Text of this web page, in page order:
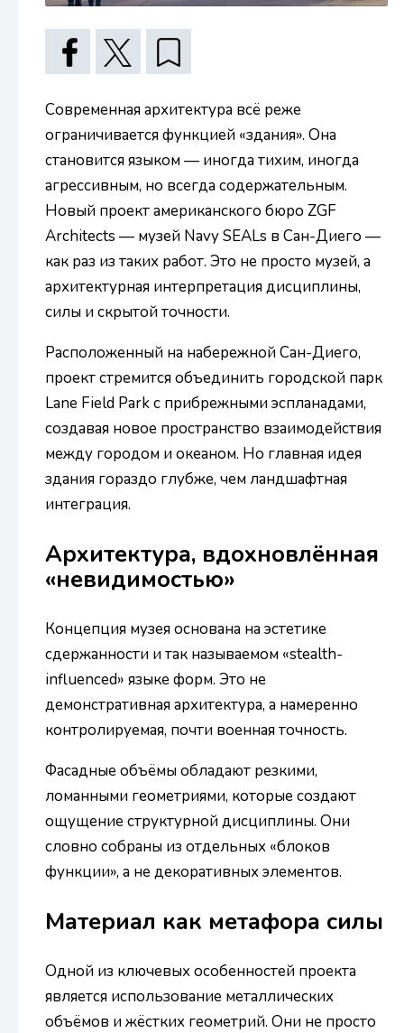
Современная архитектура всё реже
ограничивается функцией «здания». Она
становится языком — иногда тихим, иногда
агрессивным, но всегда содержательным.
Новый проект американского бюро ZGF
Architects — музей Navy SEALs в Сан-Диего —
как раз из таких работ. Это не просто музей, а
архитектурная интерпретация дисциплины,
силы и скрытой точности.
Расположенный на набережной Сан-Диего,
проект стремится объединить городской парк
Lane Field Park с прибрежными эспланадами,
создавая новое пространство взаимодействия
между городом и океаном. Но главная идея
здания гораздо глубже, чем ландшафтная
интеграция.
Архитектура, вдохновлённая
«невидимостью»
Концепция музея основана на эстетике
сдержанности и так называемом «stealth-
influenced» языке форм. Это не
демонстративная архитектура, а намеренно
контролируемая, почти военная точность.
Фасадные объёмы обладают резкими,
ломанными геометриями, которые создают
ощущение структурной дисциплины. Они
словно собраны из отдельных «блоков
функции», а не декоративных элементов.
Материал как метафора силы
Одной из ключевых особенностей проекта
является использование металлических
объёмов и жёстких геометрий. Они не просто